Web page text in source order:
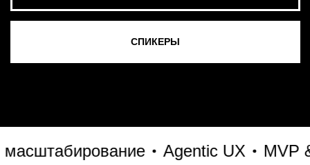
Agentic UX MVP &
СМОТРЕТЬ ВСЕ ФОТО